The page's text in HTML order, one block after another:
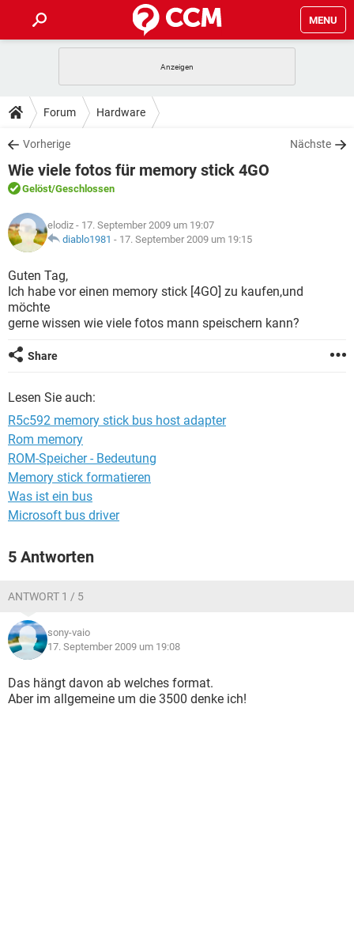
MENU
ANDROID
WINDOWS 10
WHATSAPP TIKTOK
FACEBOOK
TIPPS & TRICKS
SPIELE
WINDOWS 10
WHATSAPP
FACEBOOK HARDWARE
DOWNLOADS
SPIELE STREAMING
ANDROID
WINDOWS 10 INSTAGRAM
WHATSAPP
FACEBOOK
FORUM
SPIELE
ANDROID IOS
WHATSAPP TIKTOK
FACEBOOK HARDWARE
LEXIKON
SPIELE
ANDROID
WINDOWS 10
TIKTOK
FACEBOOK
Forum Hardware
Vorherige Nächste
Wie viele fotos für memory stick 4GO
Gelöst/Geschlossen
elodiz - 17. September 2009 um 19:07
diablo1981 - 17. September 2009 um 19:15
Guten Tag,
Ich habe vor einen memory stick [4GO] zu kaufen,und
möchte
gerne wissen wie viele fotos mann speischern kann?
Share
Lesen Sie auch:
R5c592 memory stick bus host adapter
Rom memory
ROM-Speicher - Bedeutung
Memory stick formatieren
Was ist ein bus
Microsoft bus driver
5 Antworten
ANTWORT 1 / 5
sony-vaio
17. September 2009 um 19:08
Das hängt davon ab welches format.
Aber im allgemeine um die 3500 denke ich!